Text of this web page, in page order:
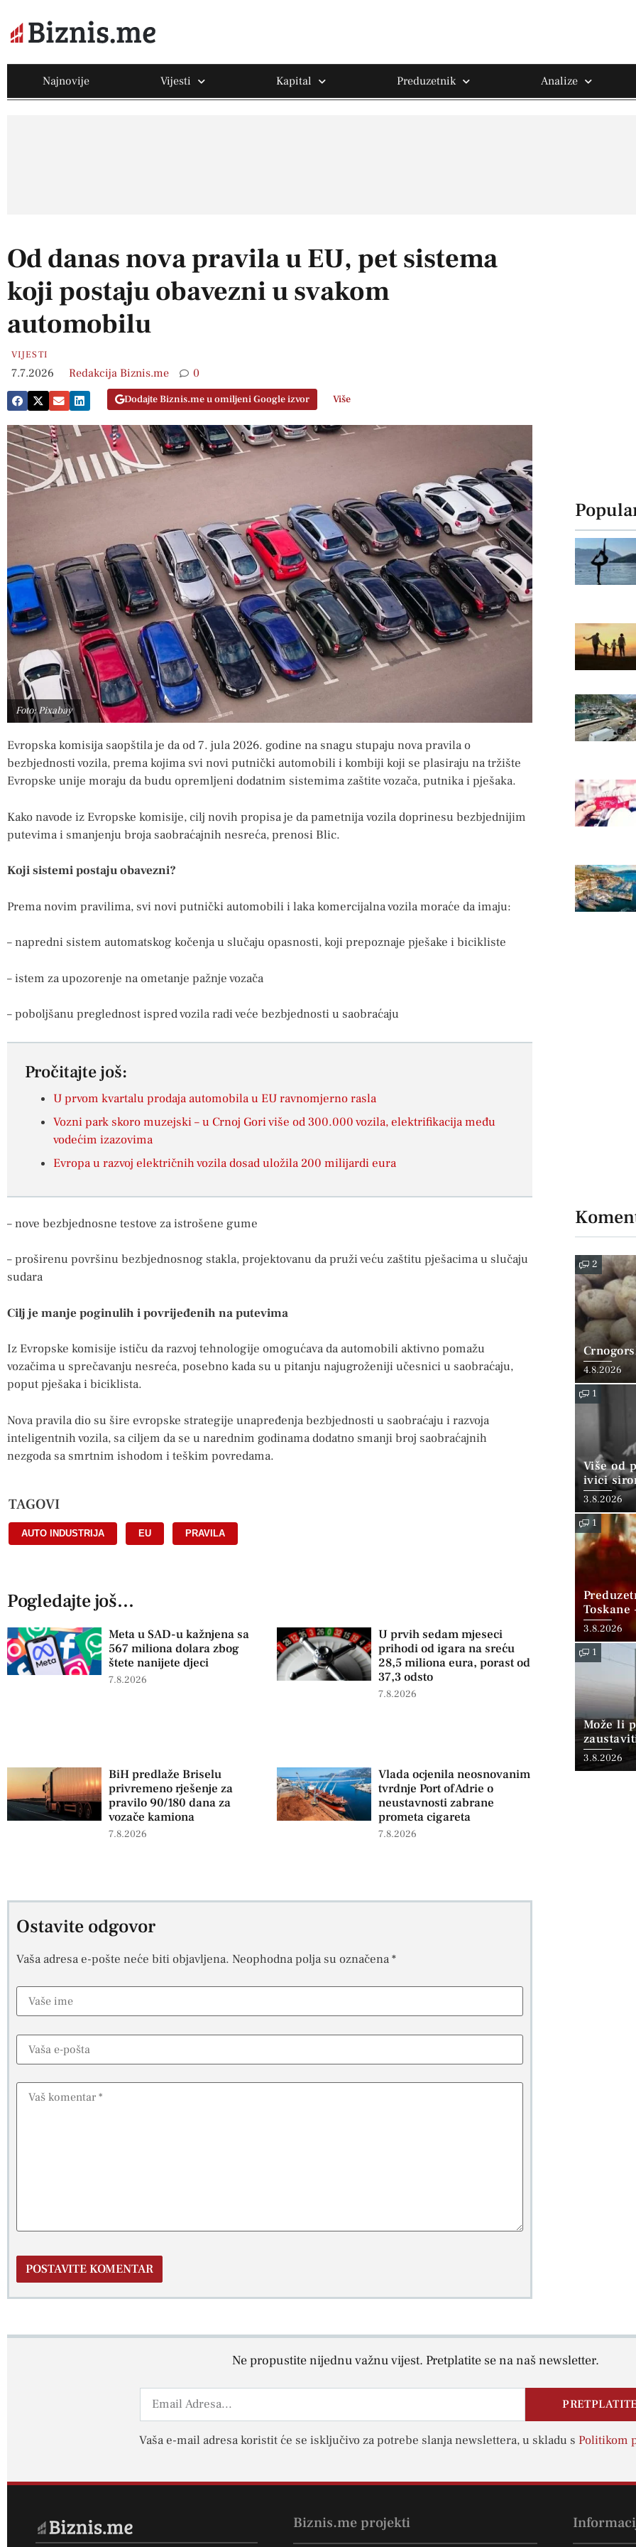
Najnovije Vijesti Kapital Preduzetnik Analize
Od danas nova pravila u EU, pet sistema
koji postaju obavezni u svakom
automobilu
VIJESTI
7.7.2026 Redakcija Biznis.me 0
Dodajte Biznis.me u omiljeni Google izvor Više
Foto: Pixabay
Evropska komisija saopštila je da od 7. jula 2026. godine na snagu stupaju nova pravila o
bezbjednosti vozila, prema kojima svi novi putnički automobili i kombiji koji se plasiraju na tržište
Evropske unije moraju da budu opremljeni dodatnim sistemima zaštite vozača, putnika i pješaka.
Kako navode iz Evropske komisije, cilj novih propisa je da pametnija vozila doprinesu bezbjednijim
putevima i smanjenju broja saobraćajnih nesreća, prenosi Blic.
Koji sistemi postaju obavezni?
Prema novim pravilima, svi novi putnički automobili i laka komercijalna vozila moraće da imaju:
– napredni sistem automatskog kočenja u slučaju opasnosti, koji prepoznaje pješake i bicikliste
– istem za upozorenje na ometanje pažnje vozača
– poboljšanu preglednost ispred vozila radi veće bezbjednosti u saobraćaju
Pročitajte još:
U prvom kvartalu prodaja automobila u EU ravnomjerno rasla
Vozni park skoro muzejski – u Crnoj Gori više od 300.000 vozila, elektrifikacija među
vodećim izazovima
Evropa u razvoj električnih vozila dosad uložila 200 milijardi eura
– nove bezbjednosne testove za istrošene gume
– proširenu površinu bezbjednosnog stakla, projektovanu da pruži veću zaštitu pješacima u slučaju
sudara
Cilj je manje poginulih i povrijeđenih na putevima
Iz Evropske komisije ističu da razvoj tehnologije omogućava da automobili aktivno pomažu
vozačima u sprečavanju nesreća, posebno kada su u pitanju najugroženiji učesnici u saobraćaju,
poput pješaka i biciklista.
Nova pravila dio su šire evropske strategije unapređenja bezbjednosti u saobraćaju i razvoja
inteligentnih vozila, sa ciljem da se u narednim godinama dodatno smanji broj saobraćajnih
nezgoda sa smrtnim ishodom i teškim povredama.
TAGOVI
AUTO INDUSTRIJA EU PRAVILA
Pogledajte još...
Meta u SAD-u kažnjena sa
567 miliona dolara zbog
štete nanijete djeci
7.8.2026
U prvih sedam mjeseci
prihodi od igara na sreću
28,5 miliona eura, porast od
37,3 odsto
7.8.2026
BiH predlaže Briselu
privremeno rješenje za
pravilo 90/180 dana za
vozače kamiona
7.8.2026
Vlada ocjenila neosnovanim
tvrdnje Port of Adrie o
neustavnosti zabrane
prometa cigareta
7.8.2026
Ostavite odgovor
Vaša adresa e-pošte neće biti objavljena. Neophodna polja su označena*
2
4.8.2026
1
Više od
ivici
3.8.2026
1
Gore
3.8.2026
1
Može li
3.8.2026
Ne propustite nijednu važnu vijest. Pretplatite se na naš newsletter.
Vaša e-mail adresa koristit će se isključivo za potrebe slanja newslettera, u skladu s Politikom
Biznis.me projekti